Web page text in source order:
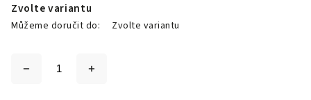
Zvolte variantu
Můžeme doručit do: Zvolte variantu